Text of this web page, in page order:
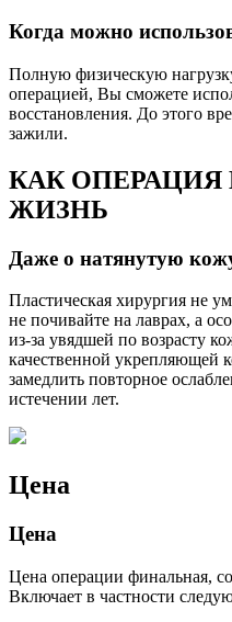
Когда можно
Полную физическую
операцией, Вы сможете
восстановления. До этого
зажили.
КАК
ЖИЗНЬ
Даже о натянутую
Пластическая хирургия не
не почивайте на лаврах, а
из-за увядшей по возрасту
качественной укрепляющей
замедлить повторное
истечении лет.
Цена
Цена
Цена операции финальная,
Включает в частности